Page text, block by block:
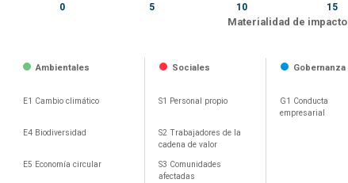
Materialidad de impacto
0 5 10 15
Ambientales Sociales Gobernanza
E1 Cambio climático S1 Personal propio
G1 Conducta
empresarial
E4 Biodiversidad
S2 Trabajadores de la
cadena de valor
E5 Economía circular
S3 Comunidades
afectadas